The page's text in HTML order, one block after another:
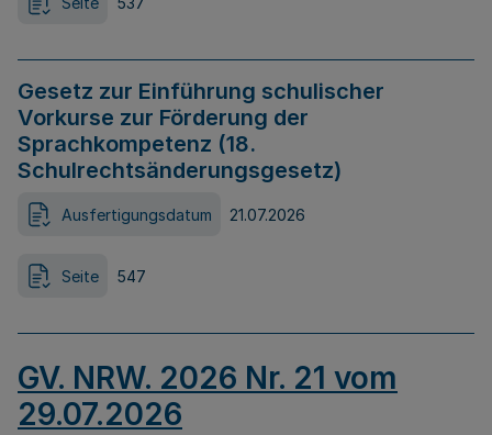
Gesetz zur Einführung schulischer
Vorkurse zur Förderung der
Sprachkompetenz (18.
Schulrechtsänderungsgesetz)
Ausfertigungsdatum 21.07.2026
Seite 547
GV. NRW. 2026 Nr. 21 vom
29.07.2026